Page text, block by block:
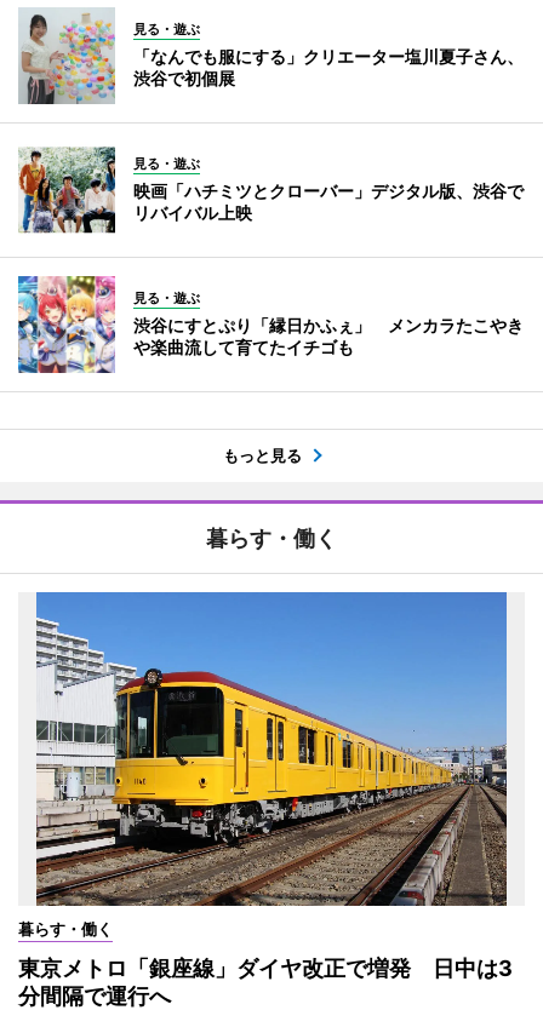
見る・遊ぶ
「なんでも服にする」クリエーター塩川夏子さん、
渋谷で初個展
見る・遊ぶ
映画「ハチミツとクローバー」デジタル版、渋谷で
リバイバル上映
見る・遊ぶ
渋谷にすとぷり「縁日かふぇ」 メンカラたこやき
や楽曲流して育てたイチゴも
もっと見る
暮らす・働く
暮らす・働く
東京メトロ「銀座線」ダイヤ改正で増発 日中は3
分間隔で運行へ